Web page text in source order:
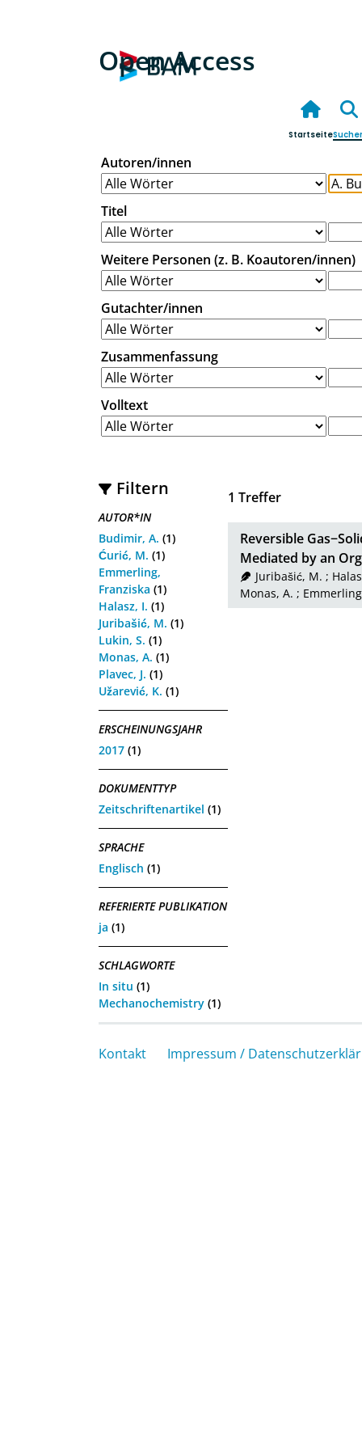
Open Access
Startseite
Autoren/innen
Titel
Weitere Personen (z. B. Koautoren/innen)
Gutachter/innen
Zusammenfassung
Volltext
Filtern
AUTOR*IN
Budimir, A. (1)
Ćurić, M. (1)
Emmerling,
Franziska (1)
Halasz, I. (1)
Juribašić, M. (1)
Lukin, S. (1)
Monas, A. (1)
Plavec, J. (1)
Užarević, K. (1)
ERSCHEINUNGSJAHR
2017 (1)
DOKUMENTTYP
Zeitschriftenartikel (1)
SPRACHE
Englisch (1)
REFERIERTE PUBLIKATION
ja (1)
SCHLAGWORTE
In situ (1)
Mechanochemistry (1)
1 Treffer
Reversible
Mediated by an
Juribašić, M. ;
Monas, A. ;
Kontakt Impressum /